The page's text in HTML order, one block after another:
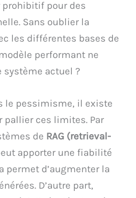
prohibitif pour des
Sans oublier la
les différentes bases de
performant ne
système actuel ?
le pessimisme, il existe
pallier ces limites. Par
de RAG (retrieval-
apporter une fiabilité
permet d’augmenter la
D’autre part,